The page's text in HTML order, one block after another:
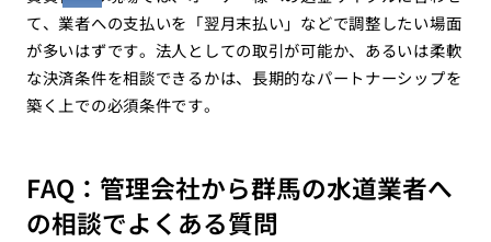
て、業者への支払いを「翌月末払い」などで調整したい場面
が多いはずです。法人としての取引が可能か、あるいは柔軟
な決済条件を相談できるかは、長期的なパートナーシップを
築く上での必須条件です。
FAQ：管理会社から群馬の水道業者へ
の相談でよくある質問